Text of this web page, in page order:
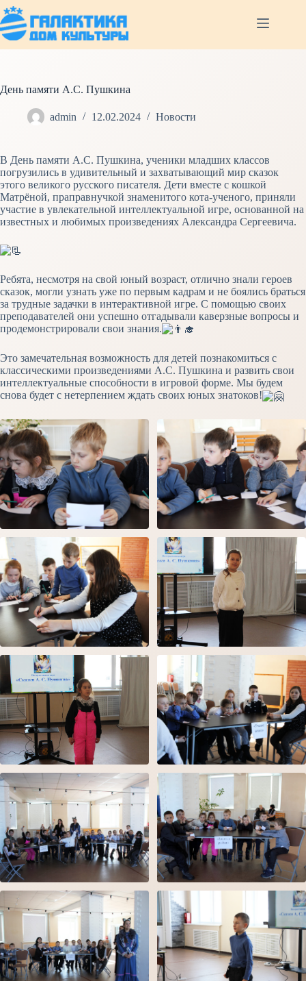
Перейти
к
сути
День памяти А.С. Пушкина
admin 12.02.2024 Новости
В День памяти А.С. Пушкина, ученики младших классов
погрузились в удивительный и захватывающий мир сказок
этого великого русского писателя. Дети вместе с кошкой
Матрёной, праправнучкой знаменитого кота-ученого, приняли
участие в увлекательной интеллектуальной игре, основанной на
известных и любимых произведениях Александра Сергеевича.
Ребята, несмотря на свой юный возраст, отлично знали героев
сказок, могли узнать уже по первым кадрам и не боялись браться
за трудные задачки в интерактивной игре. С помощью своих
преподавателей они успешно отгадывали каверзные вопросы и
продемонстрировали свои знания.
Это замечательная возможность для детей познакомиться с
классическими произведениями А.С. Пушкина и развить свои
интеллектуальные способности в игровой форме. Мы будем
снова будет с нетерпением ждать своих юных знатоков!